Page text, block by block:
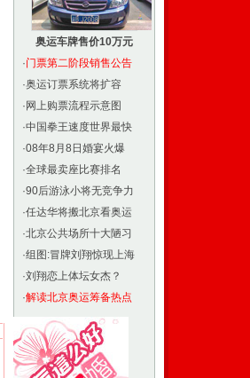
奥运车牌售价10万元
·门票第二阶段销售公告
·奥运订票系统将扩容
· 网上购票流程示意图
·中国拳王速度世界最快
·08年8月8日婚宴火爆
·全球最卖座比赛排名
·90后游泳小将无竞争力
·任达华将搬北京看奥运
·北京公共场所十大陋习
·组图:冒牌刘翔惊现上海
·刘翔恋上体坛女杰？
·解读北京奥运筹备热点